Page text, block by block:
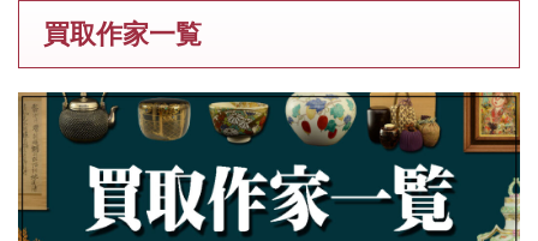
買取作家一覧